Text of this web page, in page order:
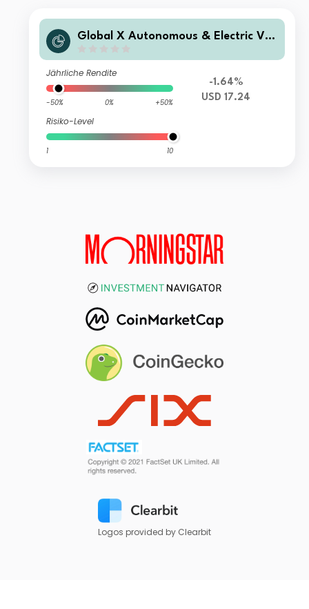
Global X Autonomous & Electric Veh
Jährliche Rendite
-50% 0% +50%
Risiko-Level
1 10
-1.64%
USD 17.24
Logos provided by Clearbit